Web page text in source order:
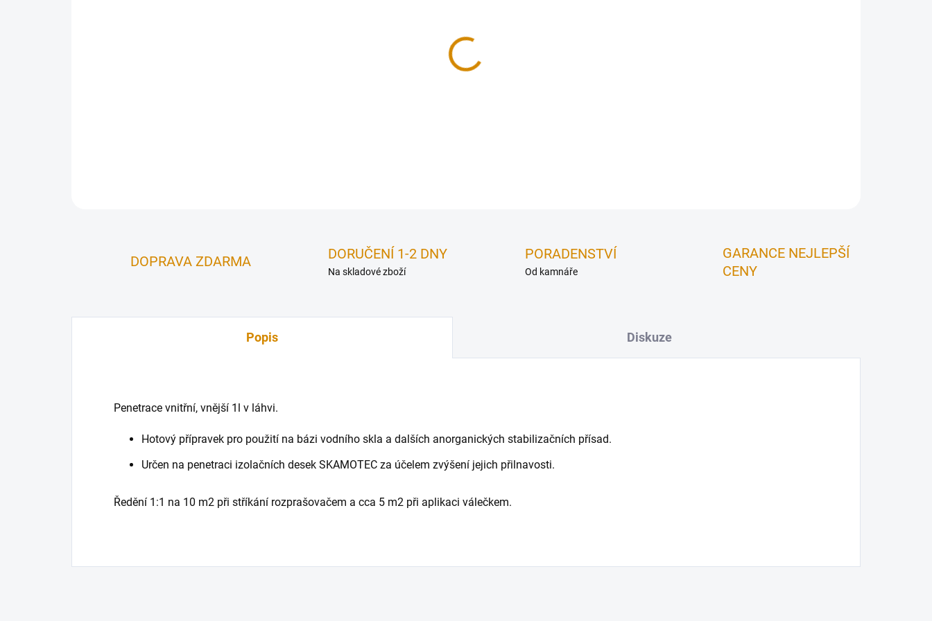
DOPRAVA ZDARMA DORUČENÍ 1-2 DNY
Na skladové zboží
PORADENSTVÍ
Od kamnáře
GARANCE NEJLEPŠÍ
CENY
Popis Diskuze
Penetrace vnitřní, vnější 1l v láhvi.
Hotový přípravek pro použití na bázi vodního skla a dalších anorganických stabilizačních přísad.
Určen na penetraci izolačních desek SKAMOTEC za účelem zvýšení jejich přilnavosti.
Ředění 1:1 na 10 m2 při stříkání rozprašovačem a cca 5 m2 při aplikaci válečkem.